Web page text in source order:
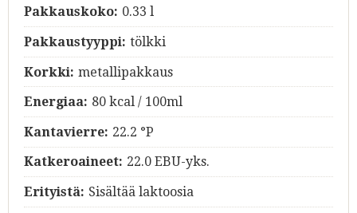
Pakkauskoko: 0.33 l
Pakkaustyyppi: tölkki
Korkki: metallipakkaus
Energiaa: 80 kcal / 100ml
Kantavierre: 22.2 °P
Katkeroaineet: 22.0 EBU-yks.
Erityistä: Sisältää laktoosia